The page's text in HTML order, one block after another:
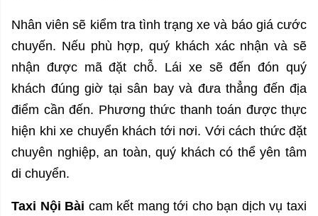
Nhân viên sẽ kiểm tra tình trạng xe và báo giá cước
chuyến. Nếu phù hợp, quý khách xác nhận và sẽ
nhận được mã đặt chỗ. Lái xe sẽ đến đón quý
khách đúng giờ tại sân bay và đưa thẳng đến địa
điểm cần đến. Phương thức thanh toán được thực
hiện khi xe chuyển khách tới nơi. Với cách thức đặt
chuyên nghiệp, an toàn, quý khách có thể yên tâm
di chuyển.
Taxi Nội Bài cam kết mang tới cho bạn dịch vụ taxi